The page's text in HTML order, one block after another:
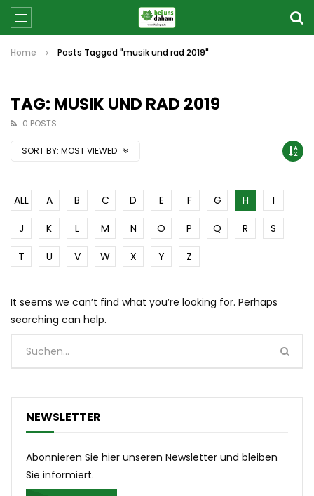
Home Posts Tagged "musik und rad 2019"
TAG: MUSIK UND RAD 2019
0 POSTS
SORT BY: MOST VIEWED
ALL A B C D E F G H
I
J
K L M N O P Q R
S
T
U V W X Y Z
It seems we can’t find what you’re looking for. Perhaps
searching can help.
NEWSLETTER
Abonnieren Sie hier unseren Newsletter und bleiben
Sie informiert.